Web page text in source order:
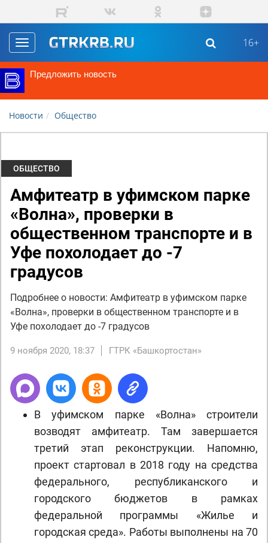
Перейти к основному содержанию
Toggle
navigation
16+
Предложить новость
Новости Общество
ОБЩЕСТВО
Амфитеатр в уфимском парке
«Волна», проверки в
общественном транспорте и в
Уфе похолодает до -7
градусов
Подробнее о новости: Амфитеатр в уфимском парке
«Волна», проверки в общественном транспорте и в
Уфе похолодает до -7 градусов
9 ноября 2020, 18:37 ГТРК «Башкортостан»
В уфимском парке «Волна» строители
возводят амфитеатр. Там завершается
третий этап реконструкции. Напомню,
проект стартовал в 2018 году на средства
федерального, республиканского и
городского бюджетов в рамках
федеральной программы «Жилье и
городская среда». Работы выполнены на 70